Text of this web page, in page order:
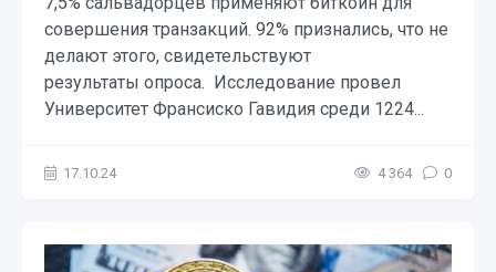
совершения транзакций. 92% признались, что не
делают этого, свидетельствуют
результаты опроса. Исследование провел
Университет Франсиско Гавидия среди 1224...
17.10.24 4 364 0